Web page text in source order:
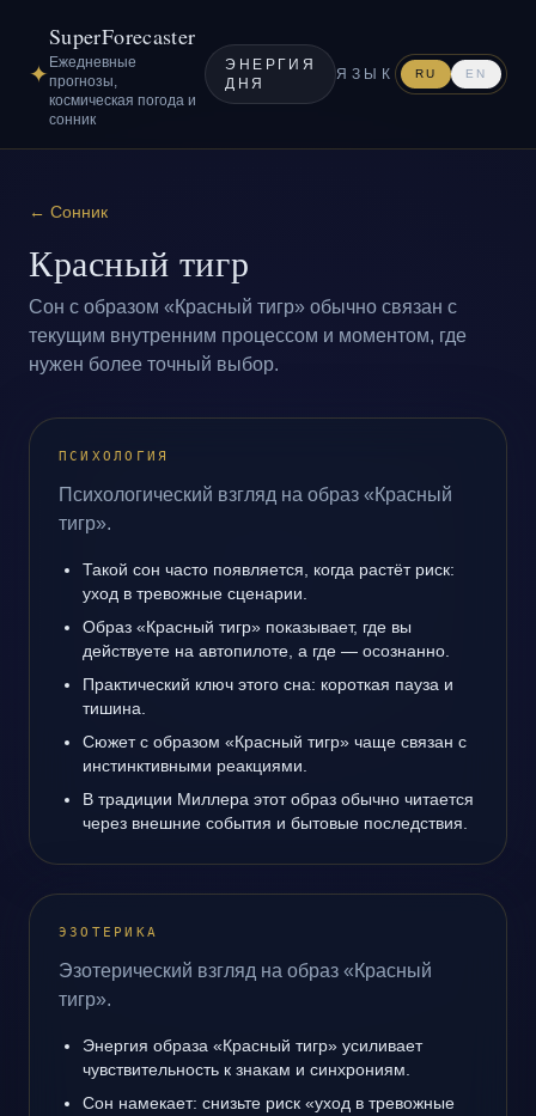
✦
SuperForecaster
Ежедневные
прогнозы,
космическая погода и
сонник
ЭНЕРГИЯ
ДНЯ
ЯЗЫК RU EN
← Сонник
Красный тигр
Сон с образом «Красный тигр» обычно связан с
текущим внутренним процессом и моментом, где
нужен более точный выбор.
ПСИХОЛОГИЯ
Психологический взгляд на образ «Красный
тигр».
Такой сон часто появляется, когда растёт риск:
уход в тревожные сценарии.
Образ «Красный тигр» показывает, где вы
действуете на автопилоте, а где — осознанно.
Практический ключ этого сна: короткая пауза и
тишина.
Сюжет с образом «Красный тигр» чаще связан с
инстинктивными реакциями.
В традиции Миллера этот образ обычно читается
через внешние события и бытовые последствия.
ЭЗОТЕРИКА
Эзотерический взгляд на образ «Красный
тигр».
Энергия образа «Красный тигр» усиливает
чувствительность к знакам и синхрониям.
Сон намекает: снизьте риск «уход в тревожные